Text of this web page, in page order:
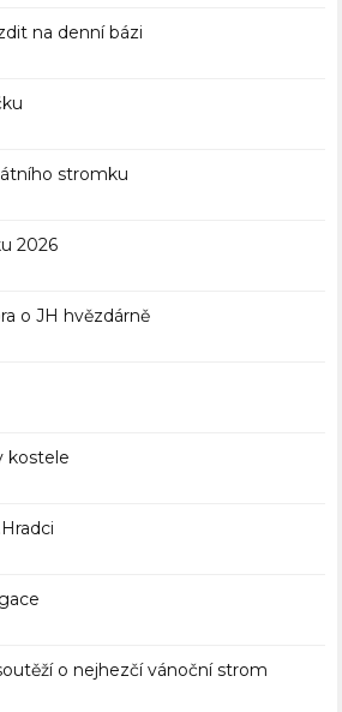
na denní bázi
stromku
2026
o JH hvězdárně
kostele
o nejhezčí vánoční strom